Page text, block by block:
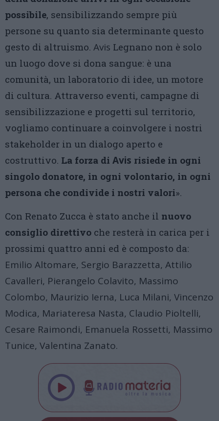
possibile, sensibilizzando sempre più
persone su quanto sia determinante questo
gesto di altruismo. Avis Legnano non è solo
un luogo dove si dona sangue: è una
comunità, un laboratorio di idee, un motore
di cultura. Attraverso eventi, campagne di
sensibilizzazione e progetti sul territorio,
vogliamo continuare a coinvolgere i nostri
stakeholder in un dialogo aperto e
costruttivo. La forza di Avis risiede in ogni
singolo donatore, in ogni volontario, in ogni
persona che condivide i nostri valori».
Con Renato Zucca è stato anche il nuovo
consiglio direttivo che resterà in carica per i
prossimi quattro anni ed è composto da:
Emilio Altomare, Sergio Barazzetta, Attilio
Cavalleri, Pierangelo Colavito, Massimo
Colombo, Maurizio Ierna, Luca Milani, Vincenzo
Modica, Mariateresa Nasta, Claudio Pioltelli,
Cesare Raimondi, Emanuela Rossetti, Massimo
Tunice, Valentina Zanato.